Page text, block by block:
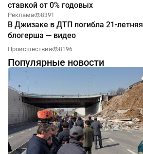
ставкой от 0% годовых
Реклама 8391
В Джизаке в ДТП погибла 21-летняя
блогерша — видео
Происшествия 8196
Популярные новости